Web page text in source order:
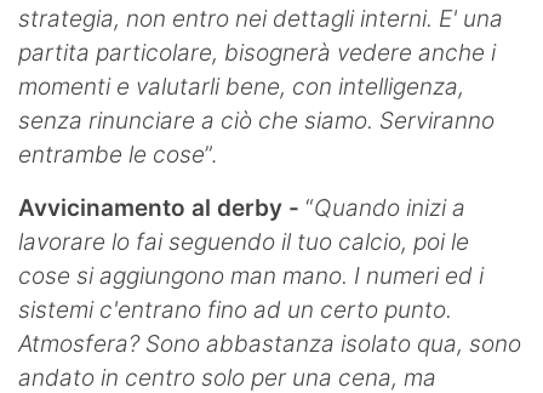
strategia, non entro nei dettagli interni. E' una
partita particolare, bisognerà vedere anche i
momenti e valutarli bene, con intelligenza,
senza rinunciare a ciò che siamo. Serviranno
entrambe le cose”.
Avvicinamento al derby - “Quando inizi a
lavorare lo fai seguendo il tuo calcio, poi le
cose si aggiungono man mano. I numeri ed i
sistemi c'entrano fino ad un certo punto.
Atmosfera? Sono abbastanza isolato qua, sono
andato in centro solo per una cena, ma